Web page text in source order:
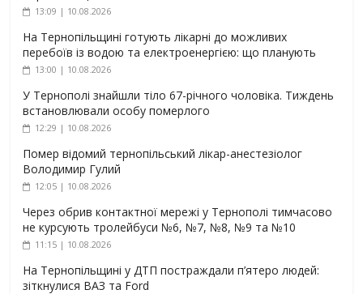
13:09 | 10.08.2026
На Тернопільщині готують лікарні до можливих
перебоїв із водою та електроенергією: що планують
13:00 | 10.08.2026
У Тернополі знайшли тіло 67-річного чоловіка. Тиждень
встановлювали особу померлого
12:29 | 10.08.2026
Помер відомий тернопільський лікар-анестезіолог
Володимир Гулий
12:05 | 10.08.2026
Через обрив контактної мережі у Тернополі тимчасово
не курсують тролейбуси №6, №7, №8, №9 та №10
11:15 | 10.08.2026
На Тернопільщині у ДТП постраждали п’ятеро людей:
зіткнулися ВАЗ та Ford